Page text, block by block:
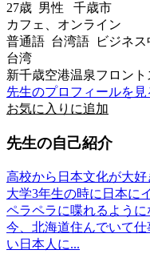
27歳 男性 千歳市
カフェ、オンライン
普通語 台湾語 ビジネス
台湾
新千歳空港温泉フロント
先生のプロフィールを見
お気に入りに追加
先生の自己紹介
高校から日本文化が大好
大学3年生の時に日本に
ペラペラに喋れるように
今、北海道住んでいて
い日本人に...